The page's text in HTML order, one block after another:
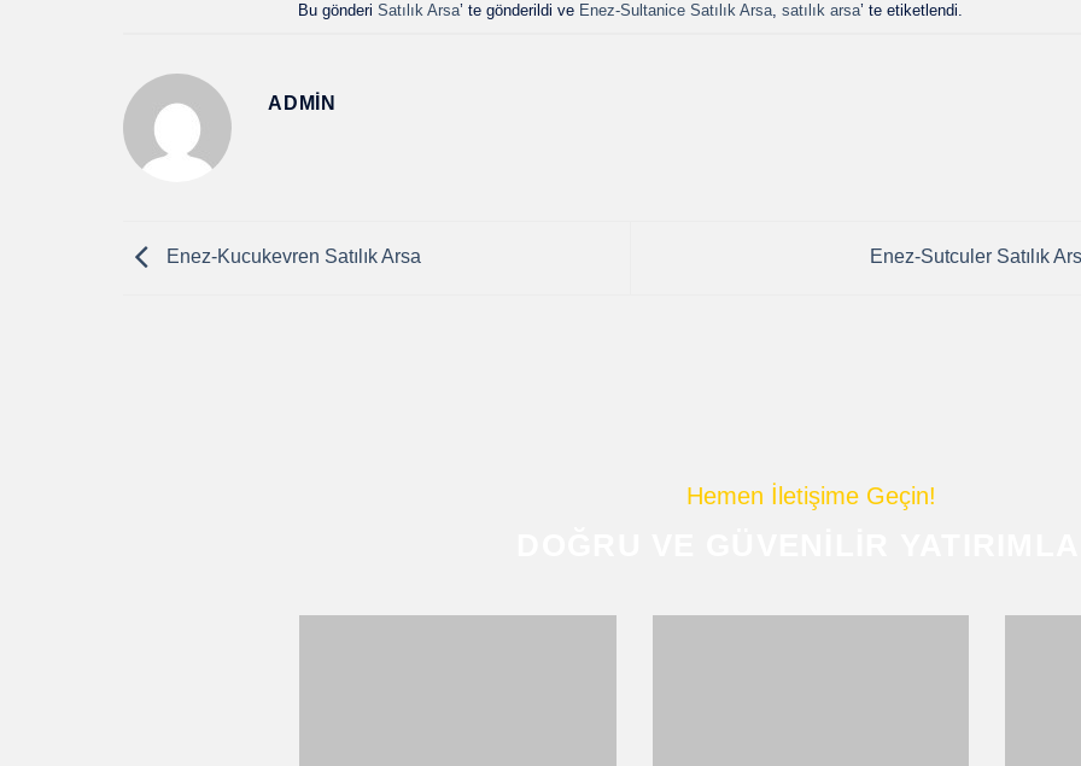
Bu gönderi Satılık Arsa’ te gönderildi ve Enez-Sultanice Satılık Arsa, satılık arsa’ te etiketlendi.
ADMIN
Enez-Kucukevren Satılık Arsa Enez-Sutculer Satılık
Hemen İletişime Geçin!